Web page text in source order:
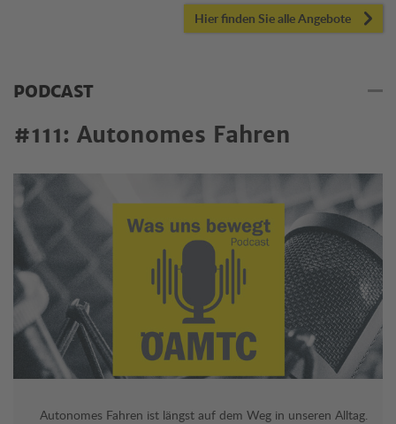
Hier finden Sie alle Angebote
PODCAST
#111: Autonomes Fahren
Autonomes Fahren ist längst auf dem Weg in unseren Alltag.